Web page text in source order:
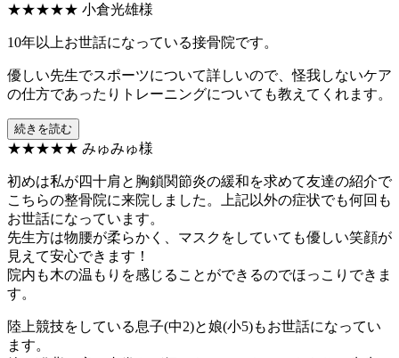
★★★★★ 小倉光雄様
10年以上お世話になっている接骨院です。
優しい先生でスポーツについて詳しいので、怪我しないケア
の仕方であったりトレーニングについても教えてくれます。
続きを読む
★★★★★ みゅみゅ様
初めは私が四十肩と胸鎖関節炎の緩和を求めて友達の紹介で
こちらの整骨院に来院しました。上記以外の症状でも何回も
お世話になっています。
先生方は物腰が柔らかく、マスクをしていても優しい笑顔が
見えて安心できます！
院内も木の温もりを感じることができるのでほっこりできま
す。
陸上競技をしている息子(中2)と娘(小5)もお世話になってい
ます。